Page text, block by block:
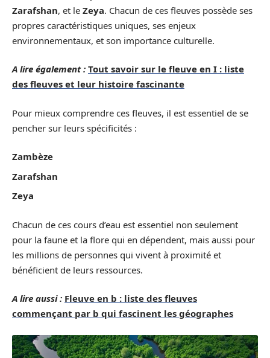
Zarafshan, et le Zeya. Chacun de ces fleuves possède ses
propres caractéristiques uniques, ses enjeux
environnementaux, et son importance culturelle.
A lire également : Tout savoir sur le fleuve en I : liste
des fleuves et leur histoire fascinante
Pour mieux comprendre ces fleuves, il est essentiel de se
pencher sur leurs spécificités :
Zambèze
Zarafshan
Zeya
Chacun de ces cours d’eau est essentiel non seulement
pour la faune et la flore qui en dépendent, mais aussi pour
les millions de personnes qui vivent à proximité et
bénéficient de leurs ressources.
A lire aussi : Fleuve en b : liste des fleuves
commençant par b qui fascinent les géographes